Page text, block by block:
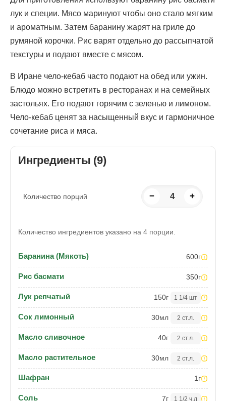
лук и специи. Мясо маринуют чтобы оно стало мягким
и ароматным. Затем баранину жарят на гриле до
румяной корочки. Рис варят отдельно до рассыпчатой
текстуры и подают вместе с мясом.
В Иране чело-кебаб часто подают на обед или ужин.
Блюдо можно встретить в ресторанах и на семейных
застольях. Его подают горячим с зеленью и лимоном.
Чело-кебаб ценят за насыщенный вкус и гармоничное
сочетание риса и мяса.
Ингредиенты (9)
Количество порций − 4 +
Количество ингредиентов указано на 4 порции.
Баранина (Мякоть) 600г
Рис басмати 350г
Лук репчатый 150г 1 1/4 шт
Сок лимонный 30мл 2 ст.л.
Масло сливочное 40г 2 ст.л.
Масло растительное 30мл 2 ст.л.
Шафран 1г
Соль 7г 1 1/2 ч.л